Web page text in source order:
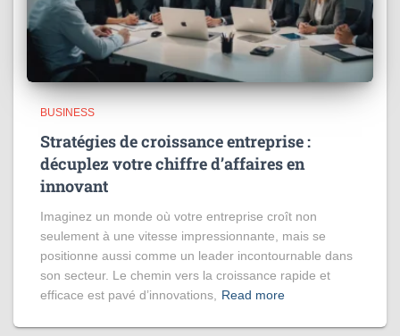
BUSINESS
Stratégies de croissance entreprise :
décuplez votre chiffre d’affaires en
innovant
Imaginez un monde où votre entreprise croît non
seulement à une vitesse impressionnante, mais se
positionne aussi comme un leader incontournable dans
son secteur. Le chemin vers la croissance rapide et
efficace est pavé d’innovations,
Read more